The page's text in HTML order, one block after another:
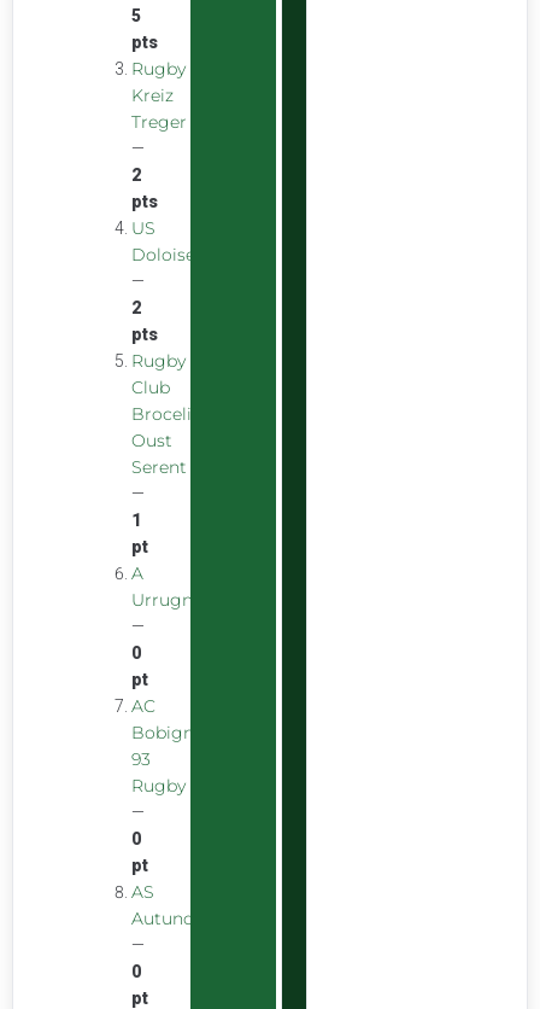
5
pts
Rugby
Kreiz
Treger
—
2
pts
US
Doloise
—
2
pts
Rugby
Club
Broceliande
Oust
Serent
—
1
pt
A
Urrugnarrak
—
0
pt
AC
Bobigny
93
Rugby
—
0
pt
AS
Autunoise
—
0
pt